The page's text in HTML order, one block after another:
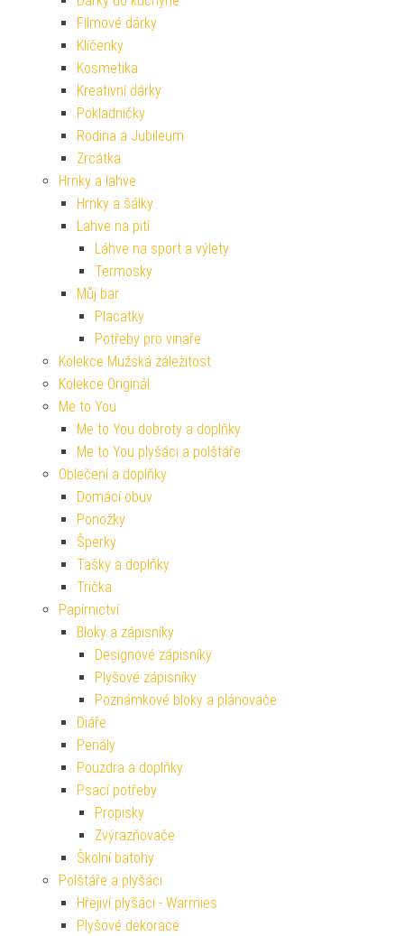
Filmové dárky
Klíčenky
Kosmetika
Kreativní dárky
Pokladničky
Rodina a Jubileum
Zrcátka
Hrnky a lahve
Hrnky a šálky
Lahve na pití
Láhve na sport a výlety
Termosky
Můj bar
Placatky
Potřeby pro vinaře
Kolekce Mužská záležitost
Kolekce Originál
Me to You
Me to You dobroty a doplňky
Me to You plyšáci a polštáře
Oblečení a doplňky
Domácí obuv
Ponožky
Šperky
Tašky a doplňky
Trička
Papírnictví
Bloky a zápisníky
Designové zápisníky
Plyšové zápisníky
Poznámkové bloky a plánovače
Diáře
Penály
Pouzdra a doplňky
Psací potřeby
Propisky
Zvýrazňovače
Školní batohy
Polštáře a plyšáci
Hřejiví plyšáci - Warmies
Plyšové dekorace